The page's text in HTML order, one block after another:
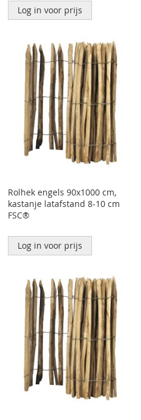
Log in voor prijs
Rolhek engels 90x1000 cm,
kastanje latafstand 8-10 cm
FSC®
Log in voor prijs